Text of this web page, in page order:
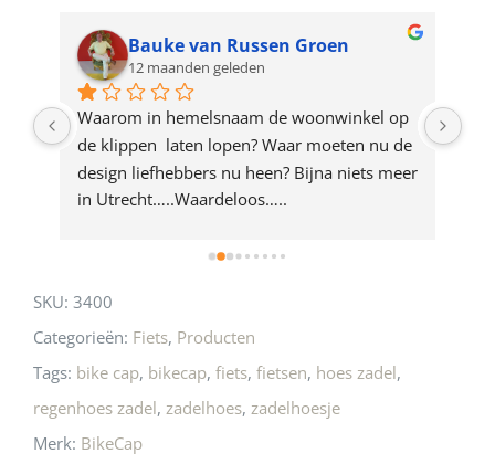
product
Bauke van Russen Groen
12 maanden geleden
Waarom in hemelsnaam de woonwinkel op
de klippen  laten lopen? Waar moeten nu de
design liefhebbers nu heen? Bijna niets meer
in Utrecht…..Waardeloos…..
SKU: 3400
Categorieën: Fiets, Producten
Tags: bike cap, bikecap, fiets, fietsen, hoes zadel,
regenhoes zadel, zadelhoes, zadelhoesje
Merk: BikeCap